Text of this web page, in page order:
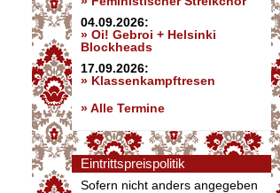
04.09.2026:
» Oi! Gebroi + Helsinki
Blockheads
17.09.2026:
» Klassenkampftresen
» Alle Termine
Eintrittspreispolitik
Sofern nicht anders angegeben